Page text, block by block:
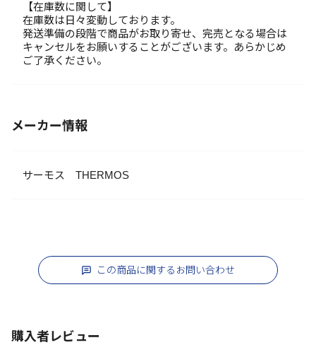
【在庫数に関して】
在庫数は日々変動しております。
発送準備の段階で商品がお取り寄せ、完売となる場合は
キャンセルをお願いすることがございます。あらかじめ
ご了承ください。
メーカー情報
サーモス THERMOS
この商品に関するお問い合わせ
購入者レビュー